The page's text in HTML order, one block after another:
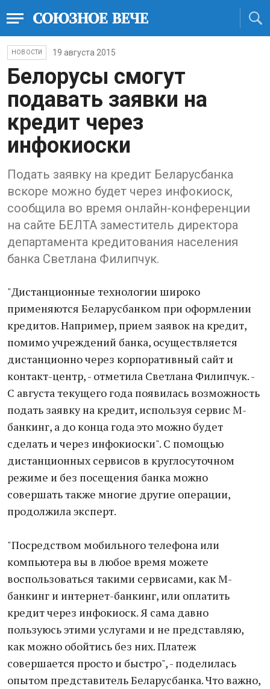
НОВОСТИ 19 августа 2015
Белорусы смогут
подавать заявки на
кредит через
инфокиоски
Подать заявку на кредит Беларусбанка
вскоре можно будет через инфокиоск,
сообщила во время онлайн-конференции
на сайте БЕЛТА заместитель директора
департамента кредитования населения
банка Светлана Филипчук.
"Дистанционные технологии широко
применяются Беларусбанком при оформлении
кредитов. Например, прием заявок на кредит,
помимо учреждений банка, осуществляется
дистанционно через корпоративный сайт и
контакт-центр, - отметила Светлана Филипчук. -
С августа текущего года появилась возможность
подать заявку на кредит, используя сервис М-
банкинг, а до конца года это можно будет
сделать и через инфокиоски". С помощью
дистанционных сервисов в круглосуточном
режиме и без посещения банка можно
совершать также многие другие операции,
продолжила эксперт.
"Посредством мобильного телефона или
компьютера вы в любое время можете
воспользоваться такими сервисами, как М-
банкинг и интернет-банкинг, или оплатить
кредит через инфокиоск. Я сама давно
пользуюсь этими услугами и не представляю,
как можно обойтись без них. Платеж
совершается просто и быстро", - поделилась
опытом представитель Беларусбанка. Что важно,